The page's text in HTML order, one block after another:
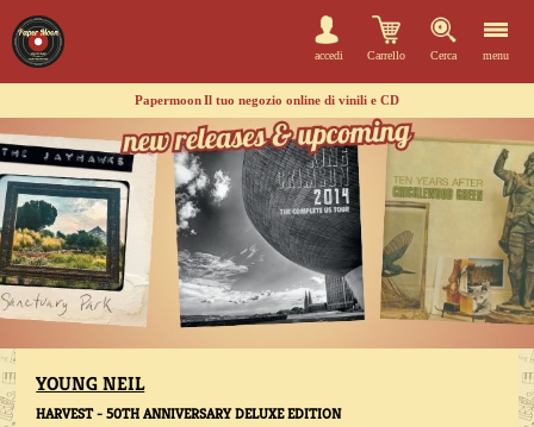
accedi Carrello Cerca menu
PapermoonIl tuo negozio online di vinili e CD
YOUNG NEIL
HARVEST - 50TH ANNIVERSARY DELUXE EDITION